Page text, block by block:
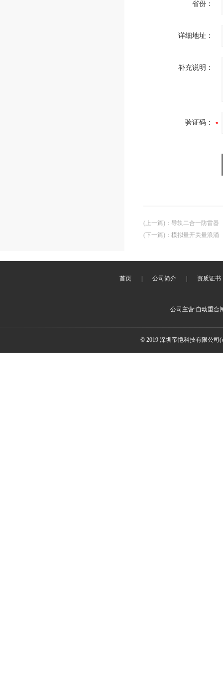
省份：
详细地址：
补充说明：
验证码：
(上一篇) ： 导轨二合一防雷器
(下一篇) ： 模拟量开关量浪涌
首页 公司简介 资质证书
公司主营:自动重合
© 2019 深圳帝恺科技有限公司